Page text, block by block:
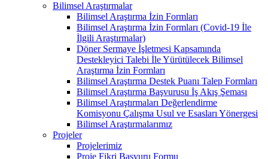
Bilimsel Araştırmalar
Bilimsel Araştırma İzin Formları
Bilimsel Araştırma İzin Formları (Covid-19 İle
İlgili Araştırmalar)
Döner Sermaye İşletmesi Kapsamında
Destekleyici Talebi İle Yürütülecek Bilimsel
Araştırma İzin Formları
Bilimsel Araştırma Destek Puanı Talep Formları
Bilimsel Araştırma Başvurusu İş Akış Şeması
Bilimsel Araştırmaları Değerlendirme
Komisyonu Çalışma Usul ve Esasları Yönergesi
Bilimsel Araştırmalarımız
Projeler
Projelerimiz
Proje Fikri Başvuru Formu